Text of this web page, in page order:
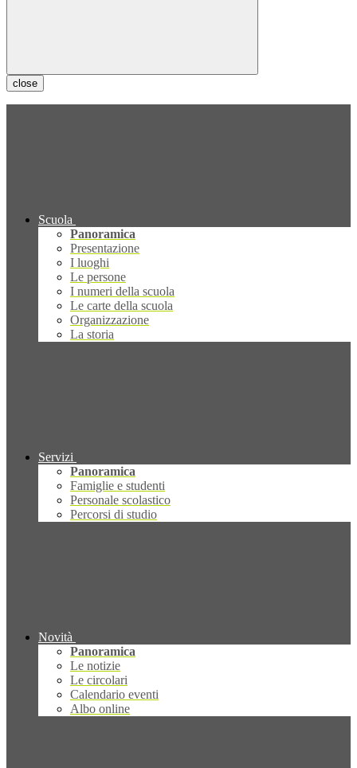
close
Scuola
Panoramica
Presentazione
I luoghi
Le persone
I numeri della scuola
Le carte della scuola
Organizzazione
La storia
Servizi
Panoramica
Famiglie e studenti
Personale scolastico
Percorsi di studio
Novità
Panoramica
Le notizie
Le circolari
Calendario eventi
Albo online